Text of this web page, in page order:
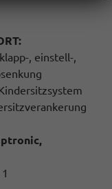
, einstell-,